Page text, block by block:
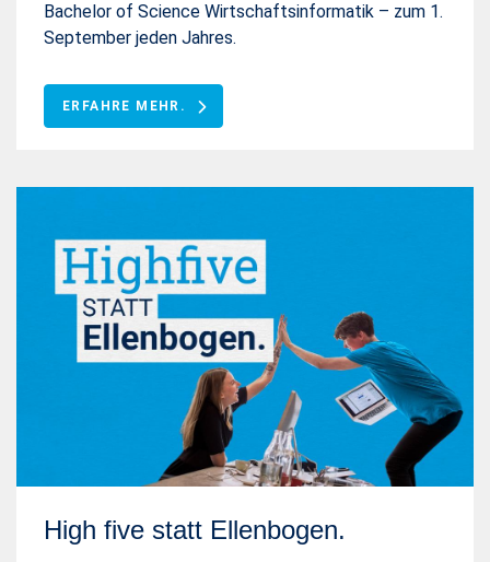
Bachelor of Science Wirtschaftsinformatik – zum 1.
September jeden Jahres.
ERFAHRE MEHR.
High five statt Ellenbogen.